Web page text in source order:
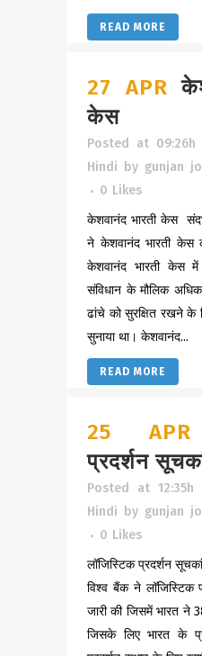
READ MORE
27 APR
केस
Posted at 09:26h
Hindi
by gunjan
0 Likes
केशवानंद भारती केस
ने केशवानंद भारती केस
केशवानंद भारती केस
संविधान के मौलिक
ढांचे को सुरक्षित रखने के
सुनाया था। केशवानंद...
READ MORE
25 APR
प्रदर्शन
Posted at 12:35h
Hindi
by gunjan
0 Likes
लॉजिस्टिक प्रदर्शन
विश्व बैंक ने लॉजिस्टिक
जारी की जिसमें भारत ने
जिसके लिए भारत के